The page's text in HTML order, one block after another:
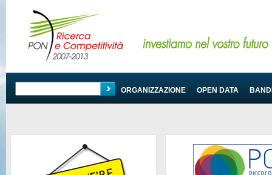
PROGRAMMA ORGANIZZAZIONE OPEN DATA